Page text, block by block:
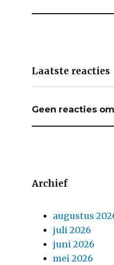
Laatste reacties
Geen reacties
Archief
augustus
juli 2026
juni 2026
mei 2026